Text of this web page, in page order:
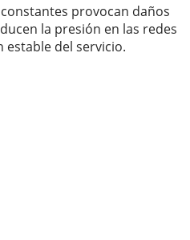
provocan daños
la presión en las redes
del servicio.